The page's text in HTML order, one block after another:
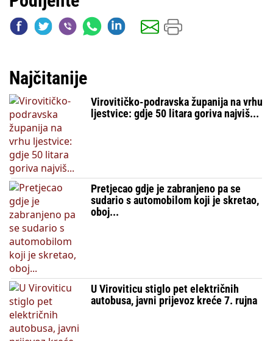
Najčitanije
Virovitičko-podravska županija na vrhu
ljestvice: gdje 50 litara goriva najviš...
Pretjecao gdje je zabranjeno pa se
sudario s automobilom koji je skretao,
oboj...
U Viroviticu stiglo pet električnih
autobusa, javni prijevoz kreće 7. rujna